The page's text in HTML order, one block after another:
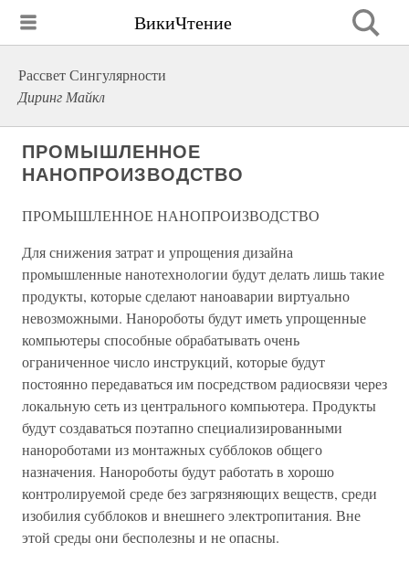
ВикиЧтение
Рассвет Сингулярности
Диринг Майкл
ПРОМЫШЛЕННОЕ
НАНОПРОИЗВОДСТВО
ПРОМЫШЛЕННОЕ НАНОПРОИЗВОДСТВО
Для снижения затрат и упрощения дизайна
промышленные нанотехнологии будут делать лишь такие
продукты, которые сделают наноаварии виртуально
невозможными. Нанороботы будут иметь упрощенные
компьютеры способные обрабатывать очень
ограниченное число инструкций, которые будут
постоянно передаваться им посредством радиосвязи через
локальную сеть из центрального компьютера. Продукты
будут создаваться поэтапно специализированными
нанороботами из монтажных субблоков общего
назначения. Нанороботы будут работать в хорошо
контролируемой среде без загрязняющих веществ, среди
изобилия субблоков и внешнего электропитания. Вне
этой среды они бесполезны и не опасны.